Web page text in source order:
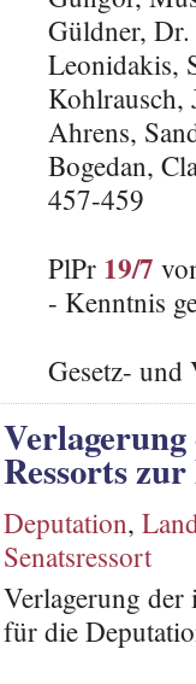
Güldner,
Leonidakis,
Kohlrausch,
Ahrens,
Bogedan,
457-459
PlPr 19/7
- Kenntnis
Gesetz-
Verlagerung
Ressorts
Deputation,
Senatsressort
Verlagerung der
für die